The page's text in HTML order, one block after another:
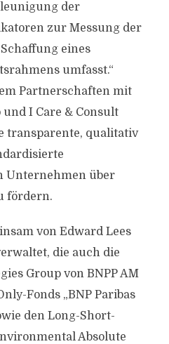
der
zur Messung der
eines
umfasst.“
Partnerschaften mit
und I Care & Consult
transparente, qualitativ
Unternehmen über
fördern.
von Edward Lees
die auch die
Group von BNPP AM
Fonds „BNP Paribas
den Long-Short-
Absolute